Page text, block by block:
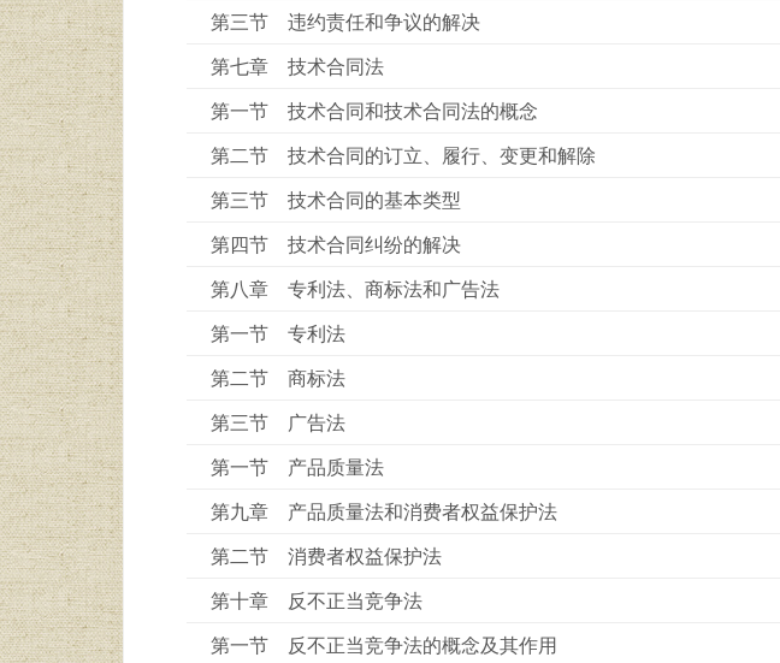
第三节 违约责任和争议的解决
第七章 技术合同法
第一节 技术合同和技术合同法的概念
第二节 技术合同的订立、履行、变更和解除
第三节 技术合同的基本类型
第四节 技术合同纠纷的解决
第八章 专利法、商标法和广告法
第一节 专利法
第二节 商标法
第三节 广告法
第一节 产品质量法
第九章 产品质量法和消费者权益保护法
第二节 消费者权益保护法
第十章 反不正当竞争法
第一节 反不正当竞争法的概念及其作用